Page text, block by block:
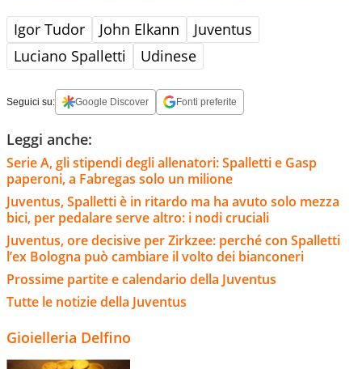
Igor Tudor John Elkann
Juventus
Luciano Spalletti
Udinese
Seguici su: Google Discover Fonti preferite
Leggi anche:
Serie A, gli stipendi degli allenatori: Spalletti e Gasp
paperoni, a Fabregas solo un milione
Juventus, Spalletti è in ritardo ma ha avuto solo mezza
bici, per pedalare serve altro: i nodi cruciali
Juventus, ore decisive per Zirkzee: perché con Spalletti
l’ex Bologna può cambiare il volto dei bianconeri
Prossime partite e calendario della Juventus
Tutte le notizie della Juventus
Gioielleria Delfino